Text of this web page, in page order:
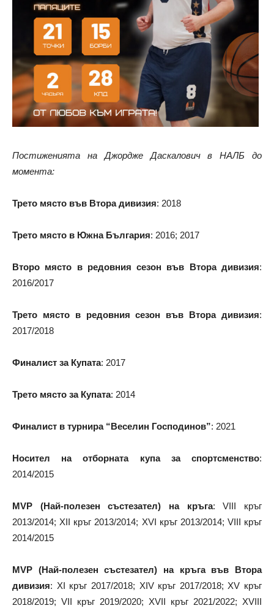
Постиженията на Джордже Даскалович в НАЛБ до
момента:
Трето място във Втора дивизия: 2018
Трето място в Южна България: 2016; 2017
Второ място в редовния сезон във Втора дивизия:
2016/2017
Трето място в редовния сезон във Втора дивизия:
2017/2018
Финалист за Купата: 2017
Трето място за Купата: 2014
Финалист в турнира “Веселин Господинов”: 2021
Носител на отборната купа за спортсменство:
2014/2015
MVP (Най-полезен състезател) на кръга: VIII кръг
2013/2014; XII кръг 2013/2014; XVI кръг 2013/2014; VIII кръг
2014/2015
MVP (Най-полезен състезател) на кръга във Втора
дивизия: XI кръг 2017/2018; XIV кръг 2017/2018; XV кръг
2018/2019; VII кръг 2019/2020; XVII кръг 2021/2022; XVIII